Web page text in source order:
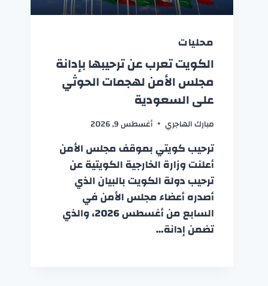
محليات
الكويت تعرب عن ترحيبها بإدانة
مجلس الأمن لهجمات الحوثي
على السعودية
مبارك الهاجري أغسطس 9, 2026
ترحيب كويتي بموقف مجلس الأمن
أعلنت وزارة الخارجية الكويتية عن
ترحيب دولة الكويت بالبيان الذي
أصدره أعضاء مجلس الأمن في
السابع من أغسطس 2026، والذي
تضمن إدانة…